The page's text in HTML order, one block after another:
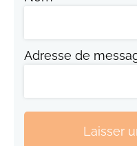
Adresse de
Laisser